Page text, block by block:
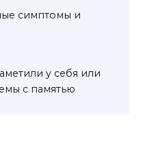
симптомы и
у себя или
с памятью